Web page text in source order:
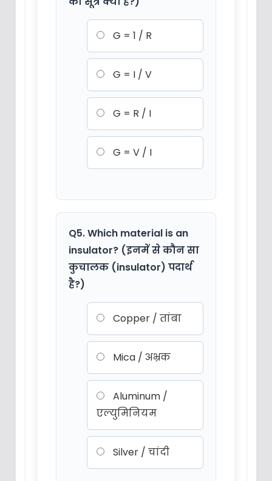
G = 1 / R
G = I / V
G = R / I
G = V / I
Q5. Which material is an
insulator? (इनमें से कौन सा
कुचालक (insulator) पदार्थ
है?)
Copper / तांबा
Mica / अभ्रक
Aluminum /
एल्युमिनियम
Silver / चांदी